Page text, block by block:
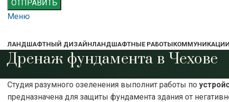
ОТПРАВИТЬ
Меню
ЛАНДШАФТНЫЙ ДИЗАЙНЛАНДШАФТНЫЕ РАБОТЫКОММУНИКАЦИИ
Дренаж фундамента в Чехове
Студия разумного озеленения выполнит работы по
предназначена для защиты фундамента здания от